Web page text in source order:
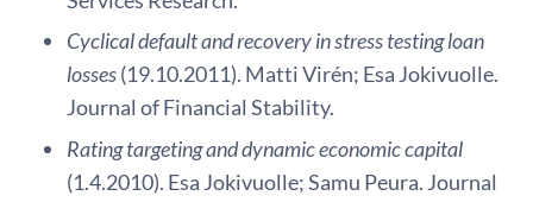
Cyclical default and recovery in stress testing loan
losses(19.10.2011). Matti Virén; Esa Jokivuolle.
Journal of Financial Stability.
Rating targeting and dynamic economic capital
(1.4.2010). Esa Jokivuolle; Samu Peura. Journal